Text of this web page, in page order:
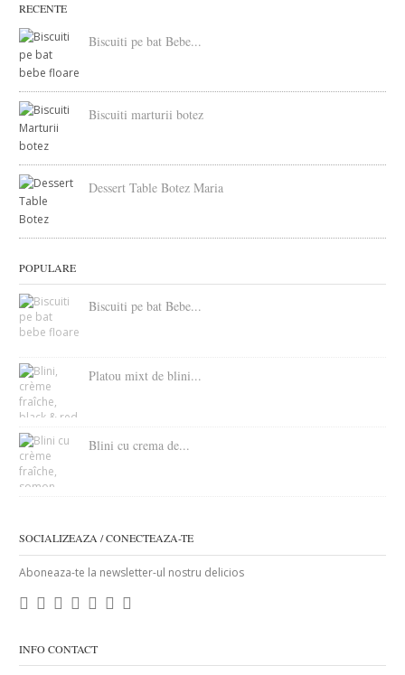
RECENTE
Biscuiti pe bat Bebe...
Biscuiti marturii botez
Dessert Table Botez Maria
POPULARE
Biscuiti pe bat Bebe...
Platou mixt de blini...
Blini cu crema de...
SOCIALIZEAZA / CONECTEAZA-TE
Aboneaza-te la newsletter-ul nostru delicios
INFO CONTACT